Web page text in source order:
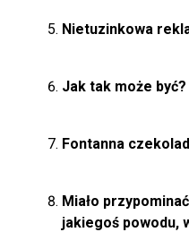
Nietuzinkowa
Jak tak może być?
Fontanna
Miało
jakiegoś powodu,